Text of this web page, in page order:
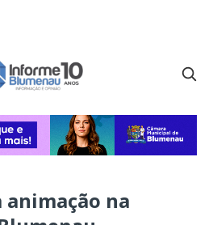
animação na